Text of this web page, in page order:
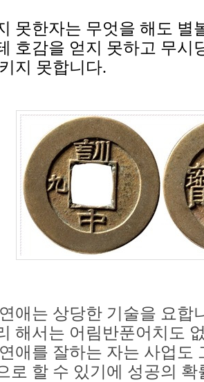
못한자는 무엇을 해도 별
호감을 얻지 못하고 무시
지 못합니다.
애는 상당한 기술을 요합
해서는 어림반푼어치도
애를 잘하는 자는 사업도
로 할 수 있기에 성공의